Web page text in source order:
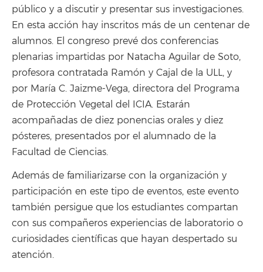
público y a discutir y presentar sus investigaciones.
En esta acción hay inscritos más de un centenar de
alumnos. El congreso prevé dos conferencias
plenarias impartidas por Natacha Aguilar de Sot​o,​
profesora contratada Ramón y Cajal de la ULL, y ​
por María C. Jaizme-Vega, directora del Programa
de Protección Vegetal del​ ICIA​. Estarán
acompañadas de diez ponencias orales y diez
pósteres, presentados por el alumnado de la
Facultad de Ciencias.
Además de familiarizarse con la organización y
participación en este tipo de eventos, este evento
también persigue que los estudiantes compartan
con sus compañeros experiencias de laboratorio o
curiosidades científicas que hayan despertado su
atención.